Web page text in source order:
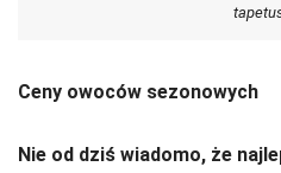
Ceny owoców sezonowych
Nie od dziś wiadomo, że